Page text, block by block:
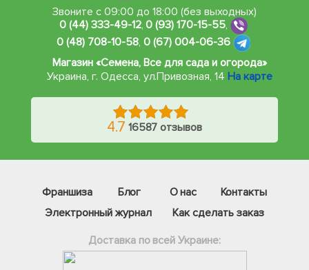
Звоните с 09:00 до 18:00 (без выходных)
0 (44) 333-49-12,0 (93) 170-15-55,
0 (48) 708-10-58, 0 (67) 004-06-36
Магазин «Семена, Все для сада и огорода»
Украина, г. Одесса, ул.Привозная, 14 На карте
4.7 16587 отзывов
Франшиза Блог О нас
Контакты
Электронный журнал
Как сделать заказ
Доставка по всей Украине: